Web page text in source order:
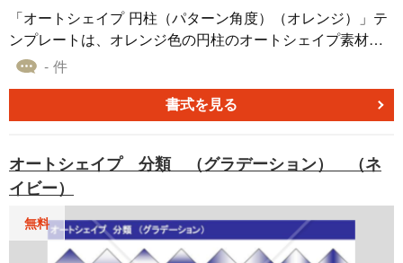
「オートシェイプ 円柱（パターン角度）（オレンジ）」テ
ンプレートは、オレンジ色の円柱のオートシェイプ素材集
です。このテンプレートでは、オートシェイプの角度を多
ル、ワードなどの資料作成時に、デザインのカスタマイズ
に幅広く活用できます。オレンジ色は元気と創造性を象徴
ます。このテンプレートは、情報を効果的に伝えるための
ツールとして、無料でダウンロードできます。デザインの
自由度を高め、プロフェッショナルな資料を簡単に作成で
きるので、ぜひご活用ください。
- 件
書式を見る
オートシェイプ 分類 （グラデーション） （ネ
イビー）
無料